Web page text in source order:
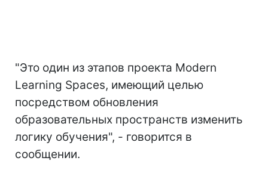
"Это один из этапов проекта Modern
Learning Spaces, имеющий целью
посредством обновления
образовательных пространств изменить
логику обучения", - говорится в
сообщении.